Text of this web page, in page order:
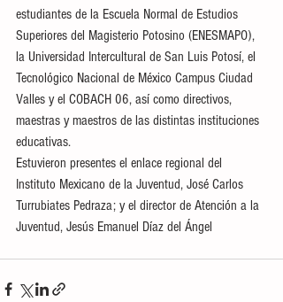
estudiantes de la Escuela Normal de Estudios
Superiores del Magisterio Potosino (ENESMAPO),
la Universidad Intercultural de San Luis Potosí, el
Tecnológico Nacional de México Campus Ciudad
Valles y el COBACH 06, así como directivos,
maestras y maestros de las distintas instituciones
educativas.
Estuvieron presentes el enlace regional del
Instituto Mexicano de la Juventud, José Carlos
Turrubiates Pedraza; y el director de Atención a la
Juventud, Jesús Emanuel Díaz del Ángel